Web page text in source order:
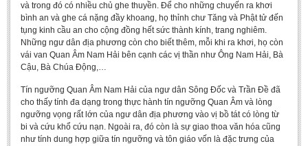
và trong đó có nhiều chủ ghe thuyền. Để cho những chuyến ra khơi
bình an và ghe cá nặng đầy khoang, họ thỉnh chư Tăng và Phật tử đến
tụng kinh cầu an cho cộng đồng hết sức thành kính, trang nghiêm.
Những ngư dân địa phương còn cho biết thêm, mỗi khi ra khơi, họ còn
vái van Quan Âm Nam Hải bên cạnh các vị thần như Ông Nam Hải, Bà
Cậu, Bà Chúa Động,…
Tín ngưỡng Quan Âm Nam Hải của ngư dân Sông Đốc và Trần Đề đã
cho thấy tính đa dạng trong thực hành tín ngưỡng Quan Âm và lòng
ngưỡng vọng rất lớn của ngư dân địa phương vào vị bồ tát có lòng từ
bi và cứu khổ cứu nạn. Ngoài ra, đó còn là sự giao thoa văn hóa cũng
như tính dung hợp giữa tín ngưỡng và tôn giáo vốn là đặc trưng của